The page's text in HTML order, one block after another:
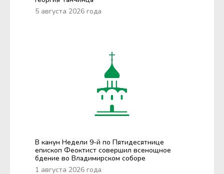
5 августа 2026 года
В канун Недели 9-й по Пятидесятнице
епископ Феоктист совершил всенощное
бдение во Владимирском соборе
1 августа 2026 года